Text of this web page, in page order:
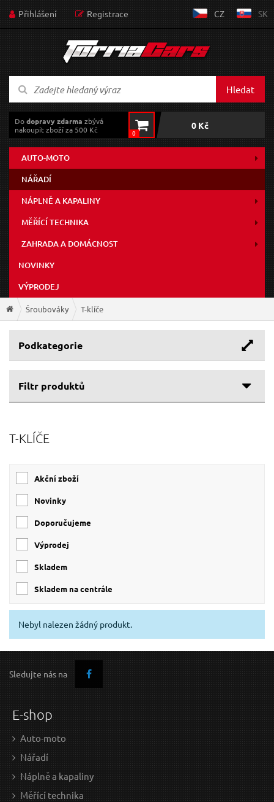
Přihlášení Registrace CZ SK
Hledat
Dodopravy zdarma zbývá
nakoupit zboží za 500 Kč
0
0 Kč
AUTO-MOTO
NÁŘADÍ
NÁPLNĚ A KAPALINY
MĚŘÍCÍ TECHNIKA
ZAHRADA A DOMÁCNOST
NOVINKY
VÝPRODEJ
Šroubováky T-klíče
Podkategorie
Filtr produktů
Výrobce
GEKO(2)
EXTOL-CRAFT
T-KLÍČE
Akční zboží
Novinky
Doporučujeme
Výprodej
skladem
skladem na centrále
Nebyl nalezen žádný produkt.
Sledujte nás na
E-shop
Auto-moto
Nářadí
Náplně a kapaliny
Měřící technika